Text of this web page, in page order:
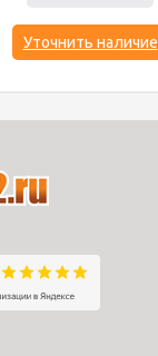
Уточнить наличие